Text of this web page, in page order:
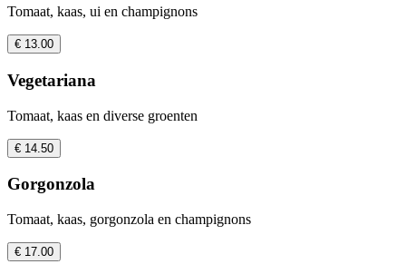
Tomaat, kaas, ui en champignons
€ 13.00
Vegetariana
Tomaat, kaas en diverse groenten
€ 14.50
Gorgonzola
Tomaat, kaas, gorgonzola en champignons
€ 17.00